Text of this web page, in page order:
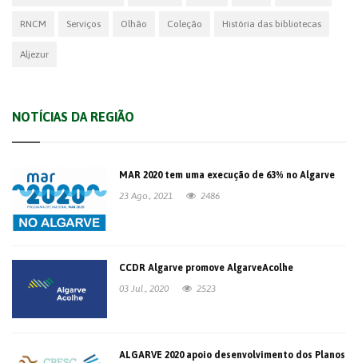
RNCM Serviços Olhão Coleção História das bibliotecas
Aljezur
NOTÍCIAS DA REGIÃO
MAR 2020 tem uma execução de 63% no Algarve
23 Ago., 2021
2486
CCDR Algarve promove AlgarveAcolhe
03 Jul., 2020
2523
ALGARVE 2020 apoio desenvolvimento dos Planos